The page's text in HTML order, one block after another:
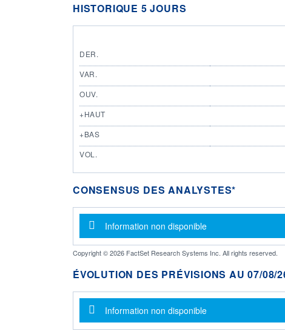
HISTORIQUE 5 JOURS
DER.
VAR.
OUV.
+HAUT
+BAS
VOL.
CONSENSUS DES ANALYSTES*
Message d'information
Information non disponible
Copyright © 2026 FactSet Research Systems Inc. All rights reserved.
ÉVOLUTION DES PRÉVISIONS AU 07/08/
Message d'information
Information non disponible